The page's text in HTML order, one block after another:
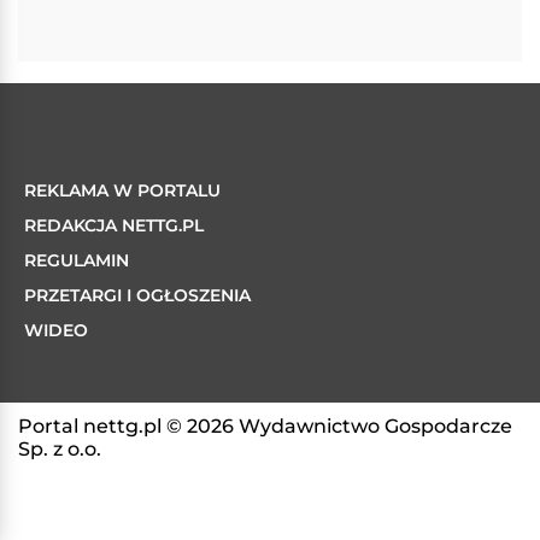
REKLAMA W PORTALU
REDAKCJA NETTG.PL
REGULAMIN
PRZETARGI I OGŁOSZENIA
WIDEO
Portal nettg.pl © 2026 Wydawnictwo Gospodarcze
Sp. z o.o.